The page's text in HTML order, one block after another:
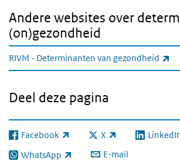
Andere websites over
(on)gezondheid
RIVM - Determinanten van gezondheid
Deel deze pagina
Facebook
(externe link) X
(externe link)(externe
WhatsApp
(externe link) E-mail